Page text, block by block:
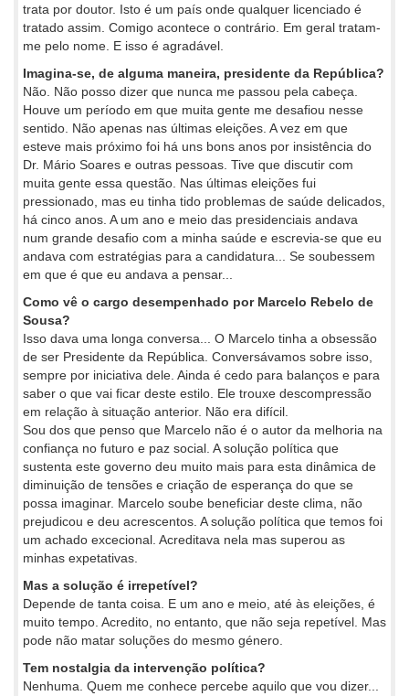
trata por doutor. Isto é um país onde qualquer licenciado é
tratado assim. Comigo acontece o contrário. Em geral tratam-
me pelo nome. E isso é agradável.
Imagina-se, de alguma maneira, presidente da República?
Não. Não posso dizer que nunca me passou pela cabeça.
Houve um período em que muita gente me desafiou nesse
sentido. Não apenas nas últimas eleições. A vez em que
esteve mais próximo foi há uns bons anos por insistência do
Dr. Mário Soares e outras pessoas. Tive que discutir com
muita gente essa questão. Nas últimas eleições fui
pressionado, mas eu tinha tido problemas de saúde delicados,
há cinco anos. A um ano e meio das presidenciais andava
num grande desafio com a minha saúde e escrevia-se que eu
andava com estratégias para a candidatura... Se soubessem
em que é que eu andava a pensar...
Como vê o cargo desempenhado por Marcelo Rebelo de
Sousa?
Isso dava uma longa conversa... O Marcelo tinha a obsessão
de ser Presidente da República. Conversávamos sobre isso,
sempre por iniciativa dele. Ainda é cedo para balanços e para
saber o que vai ficar deste estilo. Ele trouxe descompressão
em relação à situação anterior. Não era difícil.
Sou dos que penso que Marcelo não é o autor da melhoria na
confiança no futuro e paz social. A solução política que
sustenta este governo deu muito mais para esta dinâmica de
diminuição de tensões e criação de esperança do que se
possa imaginar. Marcelo soube beneficiar deste clima, não
prejudicou e deu acrescentos. A solução política que temos foi
um achado excecional. Acreditava nela mas superou as
minhas expetativas.
Mas a solução é irrepetível?
Depende de tanta coisa. E um ano e meio, até às eleições, é
muito tempo. Acredito, no entanto, que não seja repetível. Mas
pode não matar soluções do mesmo género.
Tem nostalgia da intervenção política?
Nenhuma. Quem me conhece percebe aquilo que vou dizer...